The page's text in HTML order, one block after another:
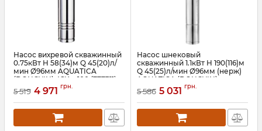
Насос вихревой скважинный
0.75кВт H 58(34)м Q 45(20)л/
мин Ø96мм AQUATICA
(DONGYIN) 4SKm100 (777311)
Артикул: 777311
5 519 4 971 грн.
Насос шнековый
скважинный 1.1кВт H 190(116)м
Q 45(25)л/мин Ø96мм (нерж)
AQUATICA (DONGYIN)
4QGD1.5-120-1.1 (777214)
5 586 5 031 грн.